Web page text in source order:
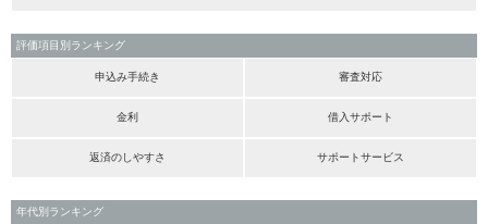
評価項目別ランキング
申込み手続き 審査対応
金利 借入サポート
返済のしやすさ サポートサービス
年代別ランキング